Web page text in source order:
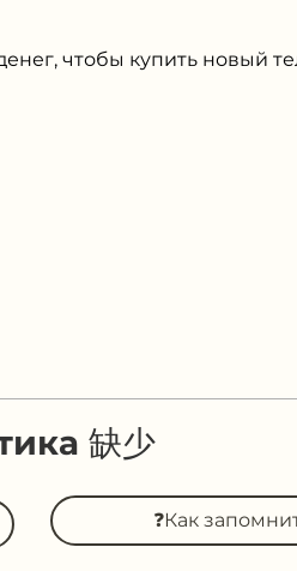
чтобы купить новый
缺少
❓Как